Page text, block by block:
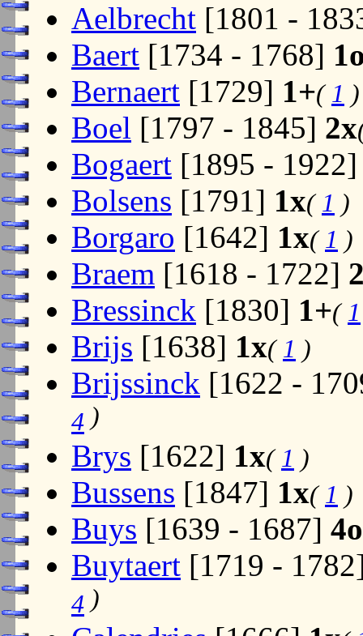
Aelbrecht [1801 -
Baert [1734 - 1768]
Bernaert [1729] 1+( 1 )
Boel [1797 - 1845] 2x
Bogaert [1895 -
Bolsens [1791] 1x( 1 )
Borgaro [1642] 1x( 1 )
Braem [1618 - 1722]
Bressinck [1830] 1+( 1
Brijs [1638] 1x( 1 )
Brijssinck [1622 -
4)
Brys [1622] 1x( 1 )
Bussens [1847] 1x( 1 )
Buys [1639 - 1687] 4o
Buytaert [1719 -
4)